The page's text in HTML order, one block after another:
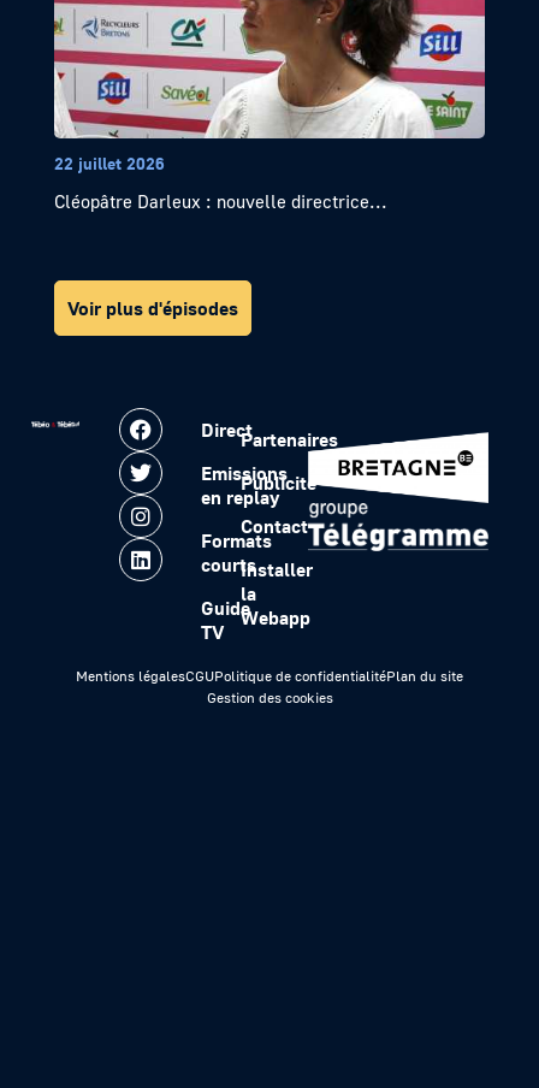
22 juillet 2026
Cléopâtre Darleux : nouvelle directrice...
Voir plus d'épisodes
Direct
Emissions
en replay
Formats
courts
Guide
TV
Partenaires
Publicité
Contact
Installer
la
Webapp
Mentions légalesCGUPolitique de confidentialitéPlan du site
Gestion des cookies